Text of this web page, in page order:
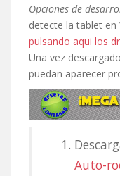
Opciones de
detecte la tablet en
pulsando aqui los
Una vez
puedan aparecer
Auto-